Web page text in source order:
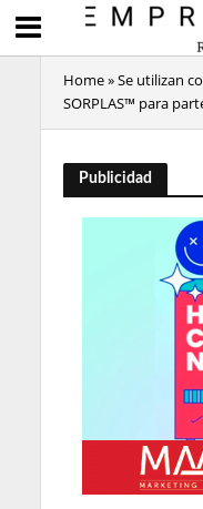
Home»Se utilizan
SORPLAS™ para
Publicidad